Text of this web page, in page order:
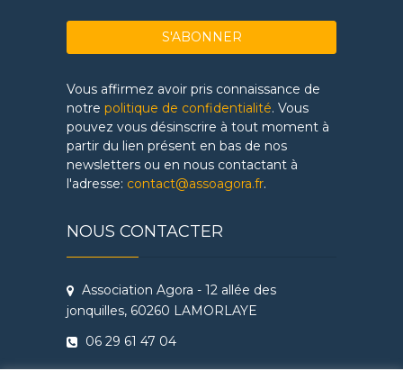
Vous affirmez avoir pris connaissance de
notre politique de confidentialité. Vous
pouvez vous désinscrire à tout moment à
partir du lien présent en bas de nos
newsletters ou en nous contactant à
l'adresse: contact@assoagora.fr.
NOUS CONTACTER
Association Agora - 12 allée des
jonquilles, 60260 LAMORLAYE
06 29 61 47 04